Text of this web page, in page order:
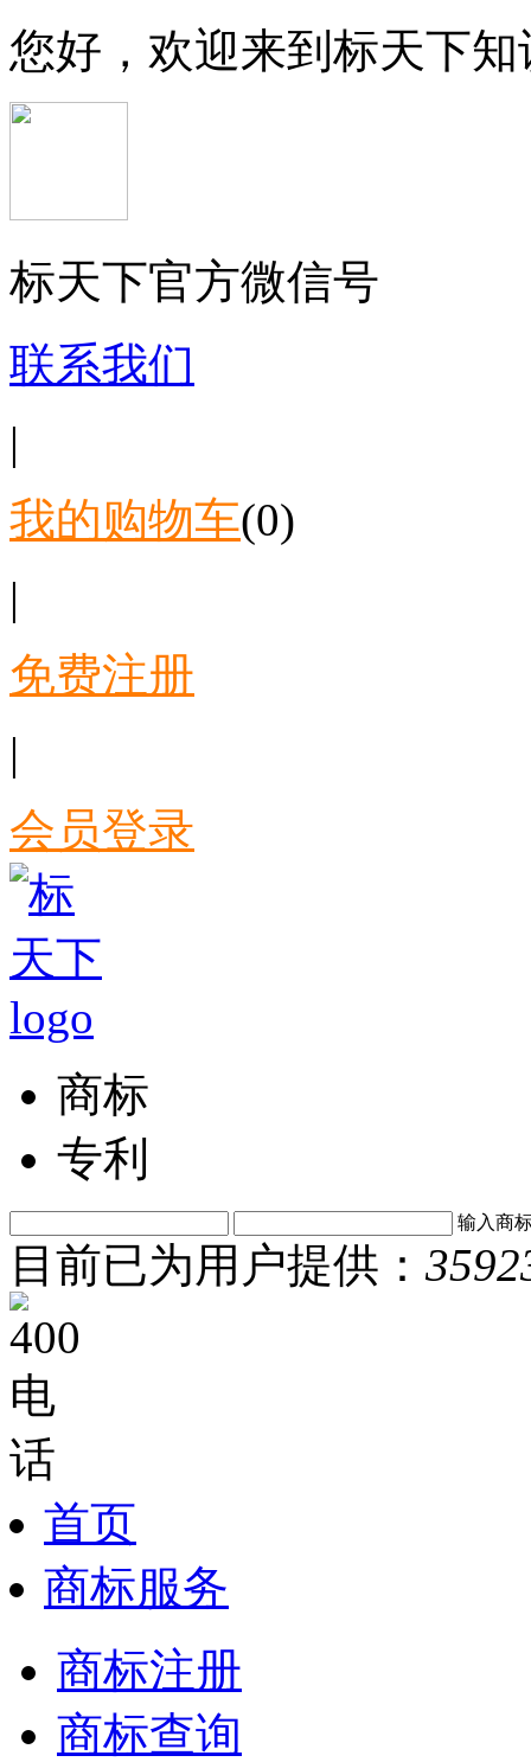
您好，欢迎来到标天下
标天下官方微信号
联系我们
|
我的购物车(0)
|
免费注册
|
会员登录
商标
专利
输入商
目前已为用户提供：
首页
商标服务
商标注册
商标查询